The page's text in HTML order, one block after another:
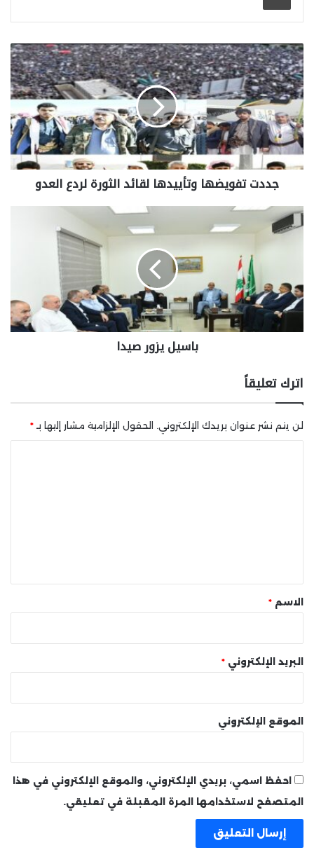
جددت تفويضها وتأييدها لقائد الثورة لردع العدو
باسيل يزور صيدا
اترك تعليقاً
لن يتم نشر عنوان بريدك الإلكتروني. الحقول الإلزامية مشار إليها بـ*
* الاسم *
البريد الإلكتروني *
الموقع الإلكتروني
احفظ اسمي، بريدي الإلكتروني، والموقع الإلكتروني في هذا
المتصفح لاستخدامها المرة المقبلة في تعليقي.